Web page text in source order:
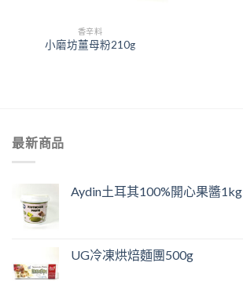
香辛料
小磨坊薑母粉210g
最新商品
Aydin土耳其100%開心果醬1kg
UG冷凍烘焙麵團500g